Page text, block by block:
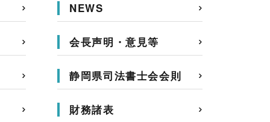
NEWS
会長声明・意見等
静岡県司法書士会会則
財務諸表